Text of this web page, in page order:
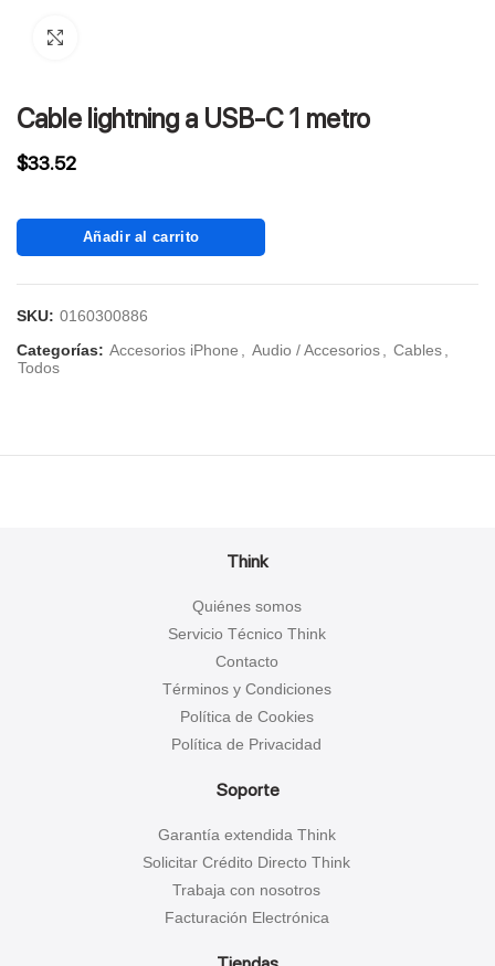
Cable lightning a USB-C 1 metro
$33.52
Añadir al carrito
SKU: 0160300886
Categorías: Accesorios iPhone Audio / Accesorios Cables
Todos
Think
Quiénes somos
Servicio Técnico Think
Contacto
Términos y Condiciones
Política de Cookies
Política de Privacidad
Soporte
Garantía extendida Think
Solicitar Crédito Directo Think
Trabaja con nosotros
Facturación Electrónica